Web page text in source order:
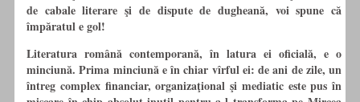
de cabale literare şi de dispute de dugheană, voi spune că
împăratul e gol!
Literatura română contemporană, în latura ei oficială, e o
minciună. Prima minciună e în chiar vîrful ei: de ani de zile, un
întreg complex financiar, organizaţional şi mediatic este pus în